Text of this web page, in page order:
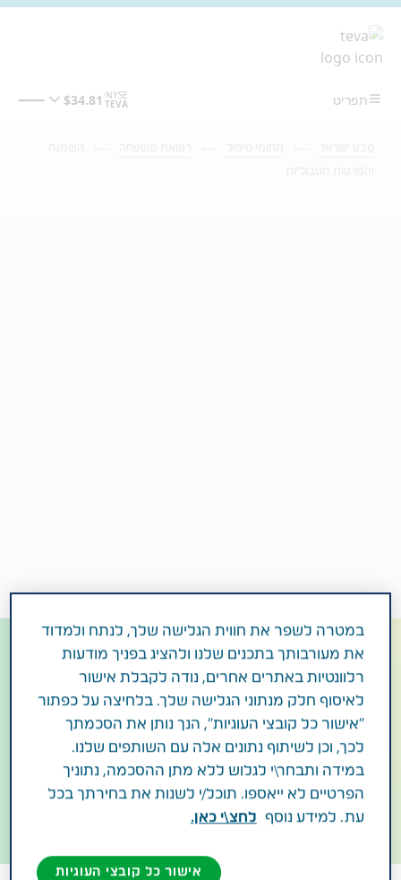
השמנת יתר והפרעות מטבוליות
עודף משקל והשמנת יתר הפכו בשנים האחרונות ל אחד
הנושאים המרכזיים ביותר על סדר היום הציבורי: יותר
מ-1.9 מיליארד מבוגרים בעולם הוגדרו כסובלים
מהשמנת יתר, שהפכה בשנים האחרונות לאחת
מהתחלואות המרכזיות בעולם המערבי.
במטרה לשפר את חווית הגלישה שלך, לנתח ולמדוד
את מעורבותך בתכנים שלנו ולהציג בפניך מודעות
רלוונטיות באתרים אחרים, נודה לקבלת אישור
לאיסוף חלק מנתוני הגלישה שלך. בלחיצה על כפתור
"אישור כל קובצי העוגיות", הנך נותן את הסכמתך
לכך, וכן לשיתוף נתונים אלה עם השותפים שלנו.
במידה ותבחר\י לגלוש ללא מתן ההסכמה, נתוניך
הפרטיים לא ייאספו. תוכל/י לשנות את בחירתך בכל
עת. למידע נוסף
לחצ\י כאן.
אישור כל קובצי העוגיות